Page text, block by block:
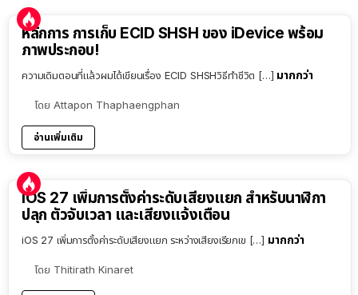
หลักการ การเก็บ ECID SHSH ของ iDevice พร้อม
ภาพประกอบ!
ความเดิมตอนที่แล้วผมได้เขียนเรื่อง ECID SHSHวิธีทำชีวิต […] มากกว่า
โดย Attapon Thaphaengphan
อ่านเพิ่มเติม
iOS 27 เพิ่มการตั้งค่าระดับเสียงแยก สำหรับนาฬิกา
ปลุก ตัวจับเวลา และเสียงแจ้งเตือน
iOS 27 เพิ่มการตั้งค่าระดับเสียงแยก ระหว่างเสียงเรียกเข […] มากกว่า
โดย Thitirath Kinaret